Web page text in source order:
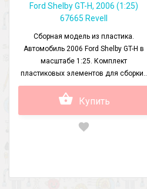
Ford Shelby GT-H, 2006 (1:25)
67665 Revell
Сборная модель из пластика.
Автомобиль 2006 Ford Shelby GT-H в
масштабе 1:25. Комплект
пластиковых элементов для сборки..
Купить